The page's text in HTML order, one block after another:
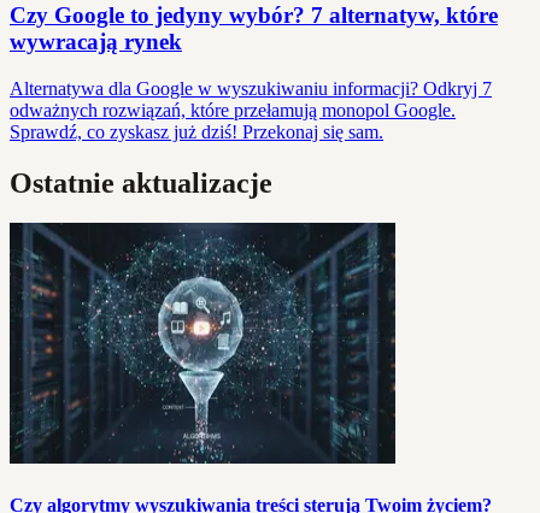
Czy Google to jedyny wybór? 7 alternatyw, które
wywracają rynek
Alternatywa dla Google w wyszukiwaniu informacji? Odkryj 7
odważnych rozwiązań, które przełamują monopol Google.
Sprawdź, co zyskasz już dziś! Przekonaj się sam.
Ostatnie aktualizacje
Czy algorytmy wyszukiwania treści sterują Twoim życiem?